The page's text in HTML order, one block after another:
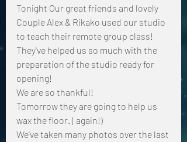
Tonight Our great friends and lovely
Couple Alex & Rikako used our studio
to teach their remote group class!
They've helped us so much with the
preparation of the studio ready for
opening!
We are so thankful!
Tomorrow they are going to help us
wax the floor. ( again!)
We've taken many photos over the last